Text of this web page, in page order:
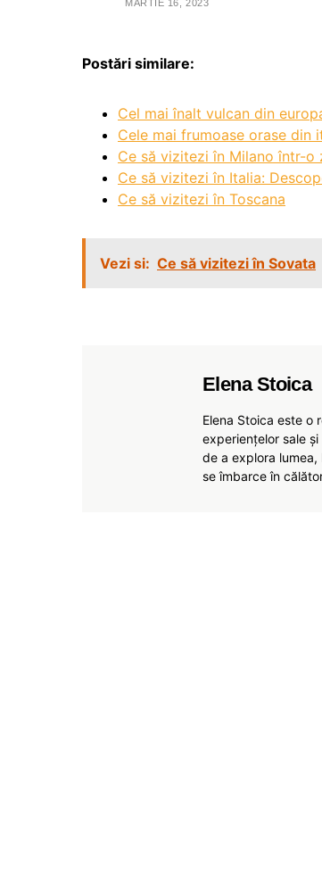
MARTIE 16, 2023
Postări similare:
Cel mai înalt vulcan din
Cele mai frumoase orase din
Ce să vizitezi în Milano într-o
Ce să vizitezi în Italia:
Ce să vizitezi în Toscana
Vezi si: Ce să vizitezi în Sovata
Elena Stoica
Elena Stoica este o
experiențelor sale
de a explora
se îmbarce în